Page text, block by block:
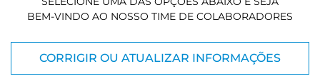
BEM-VINDO AO NOSSO TIME DE COLABORADORES
CORRIGIR OU ATUALIZAR INFORMAÇÕES